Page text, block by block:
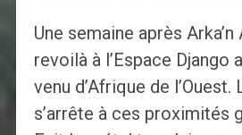
Une semaine après
revoilà à l’Espace Django
venu d’Afrique de
s’arrête à ces proximités